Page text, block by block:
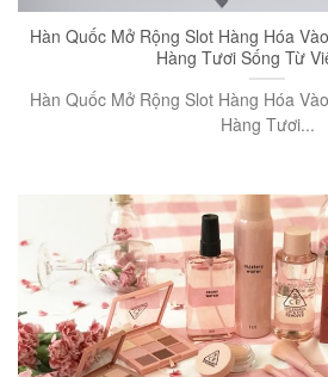
Hàn Quốc Mở Rộng Slot Hàng Hóa
Hàng Tươi Sống Từ
Hàn Quốc Mở Rộng Slot Hàng Hóa
Hàng Tươi...